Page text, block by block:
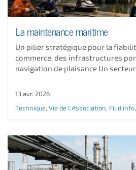
La maintenance maritime
Un pilier stratégique pour la
commerce, des infrastructures
navigation de plaisance Un
13 avr. 2026
Technique, Vie de l'Association, Fil d'info,